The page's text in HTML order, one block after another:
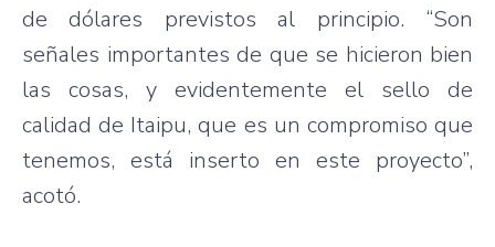
de dólares previstos al principio. “Son
señales importantes de que se hicieron bien
las cosas, y evidentemente el sello de
calidad de Itaipu, que es un compromiso que
tenemos, está inserto en este proyecto”,
acotó.